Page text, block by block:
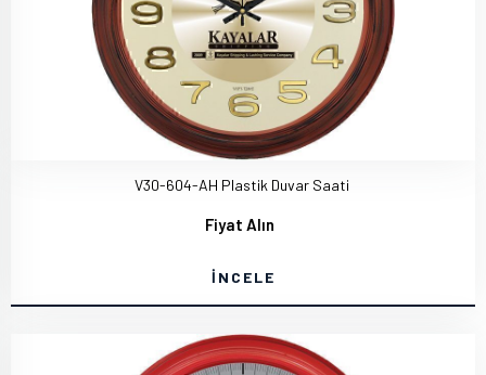
V30-604-AH Plastik Duvar Saati
Fiyat Alın
İNCELE